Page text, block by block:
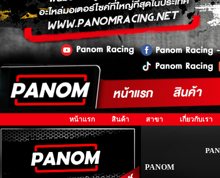
หน้าแรก สินค้า สาขา เกี่ยวกับเรา
PANOM